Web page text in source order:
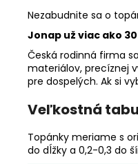
Nezabudnite sa o
Jonap už viac ako
Česká rodinná firma
materiálov, precíznej
pre dospelých. Ak si
Veľkostná
Topánky meriame s
do dĺžky a 0,2-0,3 do